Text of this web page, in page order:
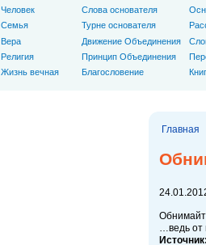
Главная
…ведь от
Человек
Cемья
Вера
Религия
Жизнь вечная
Слова основателя
Турне основателя
Движение Объединения
Принцип Объединения
Благословение